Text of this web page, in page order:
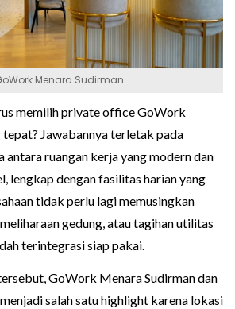
Menara Sudirman.
memilih private office GoWork
Jawabannya terletak pada
antara ruangan kerja yang modern dan
lengkap dengan fasilitas harian yang
tidak perlu lagi memusingkan
gedung, atau tagihan utilitas
terintegrasi siap pakai.
GoWork Menara Sudirman dan
salah satu highlight karena lokasi